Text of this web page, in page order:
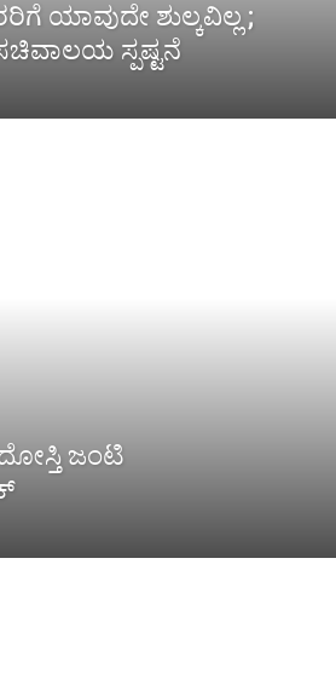
ಯಾವುದೇ ಶುಲ್ಕವಿಲ್ಲ ;
ಸ್ಪಷ್ಟನೆ
ಜಂಟಿ